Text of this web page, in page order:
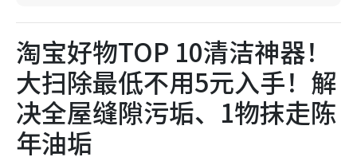
淘宝好物TOP 10清洁神器！
大扫除最低不用5元入手！解
决全屋缝隙污垢、1物抹走陈
年油垢